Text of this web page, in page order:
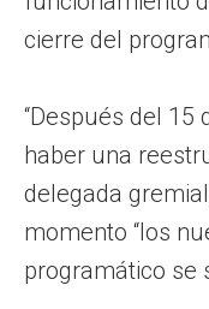
cierre del
“Después del 15
haber una
delegada
momento “los
programático se